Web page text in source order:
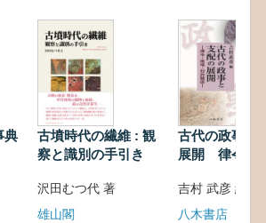
典
古墳時代の繊維 : 観
察と識別の手引き
沢田むつ代 著
雄山閣
古代の政事と
展開 律令・
吉村 武彦 編集
八木書店